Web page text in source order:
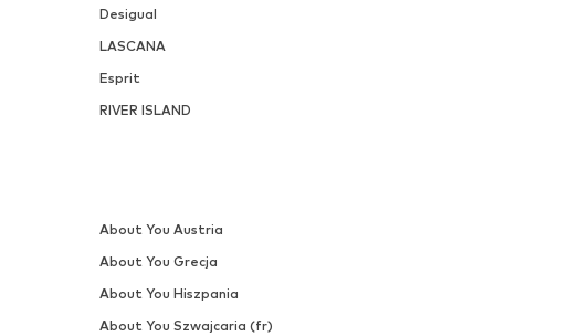
Desigual
LASCANA
Esprit
RIVER ISLAND
About You Austria
About You Grecja
About You Hiszpania
About You Szwajcaria (fr)